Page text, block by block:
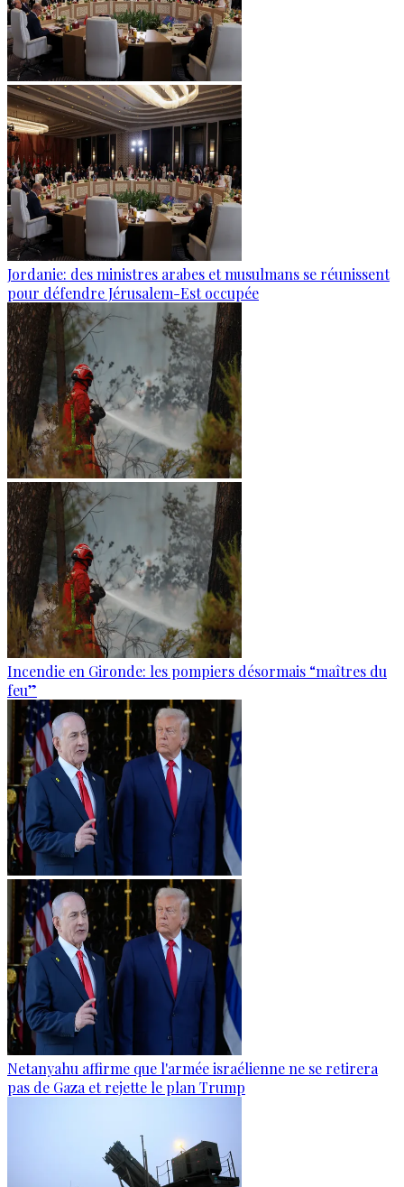
Jordanie: des ministres arabes et musulmans se réunissent
pour défendre Jérusalem-Est occupée
Incendie en Gironde: les pompiers désormais “maîtres du
feu”
Netanyahu affirme que l'armée israélienne ne se retirera
pas de Gaza et rejette le plan Trump